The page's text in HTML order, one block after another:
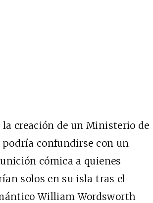
la creación de un Ministerio de
confundirse con un
cómica a quienes
solos en su isla tras el
William Wordsworth